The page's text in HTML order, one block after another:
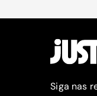
Siga nas